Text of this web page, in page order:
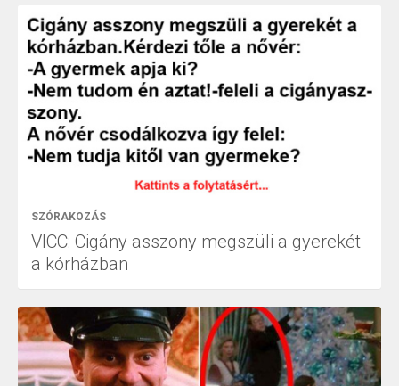
SZÓRAKOZÁS
VICC: Cigány asszony megszüli a gyerekét
a kórházban